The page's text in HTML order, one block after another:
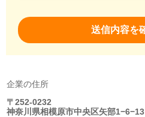
企業の住所
〒252-0232
神奈川県相模原市中央区矢部1−6−13